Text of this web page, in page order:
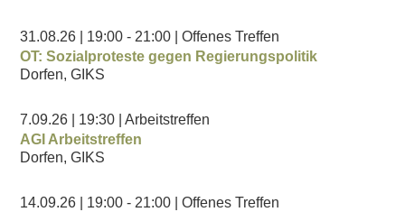
31.08.26 | 19:00 - 21:00
| Offenes Treffen
OT: Sozialproteste gegen Regierungspolitik
Dorfen, GIKS
7.09.26 | 19:30
| Arbeitstreffen
AGI Arbeitstreffen
Dorfen, GIKS
14.09.26 | 19:00 - 21:00
| Offenes Treffen